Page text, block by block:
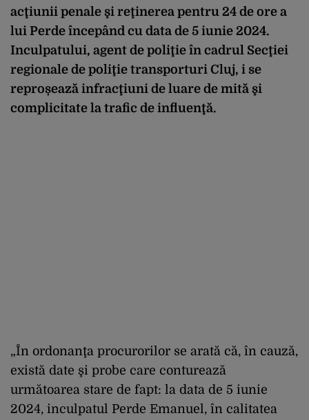
acţiunii penale şi reţinerea pentru 24 de ore a
lui Perde începând cu data de 5 iunie 2024.
Inculpatului, agent de poliţie în cadrul Secţiei
regionale de poliţie transporturi Cluj, i se
reproșează infracţiuni de luare de mită şi
complicitate la trafic de influenţă.
„În ordonanţa procurorilor se arată că, în cauză,
există date şi probe care conturează
următoarea stare de fapt: la data de 5 iunie
2024, inculpatul Perde Emanuel, în calitatea